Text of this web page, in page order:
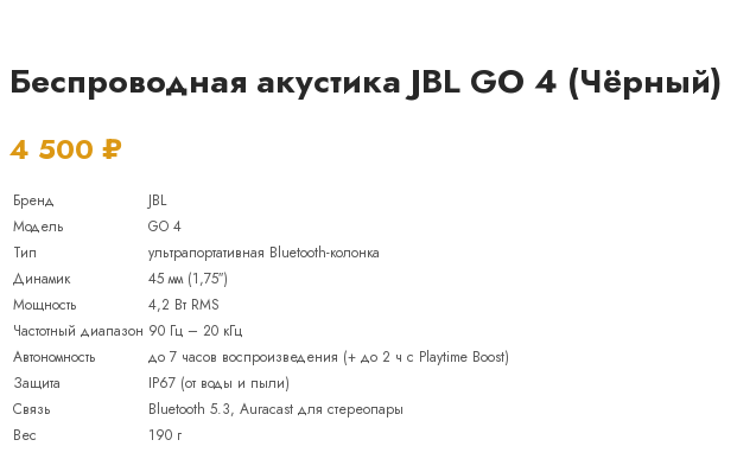
Беспроводная акустика JBL GO 4 (Чёрный)
4 500 ₽
Бренд
JBL
Модель
GO 4
Тип
ультрапортативная Bluetooth-колонка
Динамик
45 мм (1,75″)
Мощность
4,2 Вт RMS
Частотный диапазон 90 Гц – 20 кГц
Автономность
до 7 часов воспроизведения (+ до 2 ч с Playtime Boost)
Защита
IP67 (от воды и пыли)
Связь
Bluetooth 5.3, Auracast для стереопары
Вес
190 г